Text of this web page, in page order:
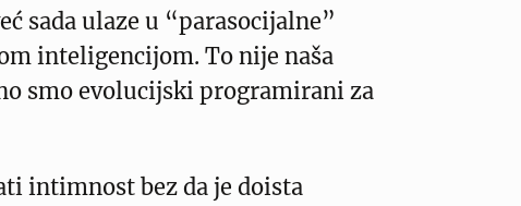
sada ulaze u “parasocijalne”
inteligencijom. To nije naša
smo evolucijski programirani za
intimnost bez da je doista